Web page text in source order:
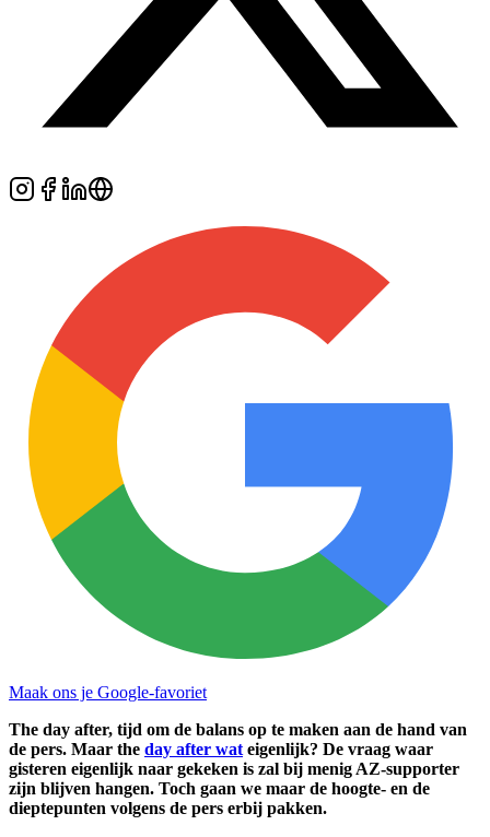
Maak ons je Google-favoriet
The day after, tijd om de balans op te maken aan de hand van
de pers. Maar the day after wat eigenlijk? De vraag waar
gisteren eigenlijk naar gekeken is zal bij menig AZ-supporter
zijn blijven hangen. Toch gaan we maar de hoogte- en de
dieptepunten volgens de pers erbij pakken.